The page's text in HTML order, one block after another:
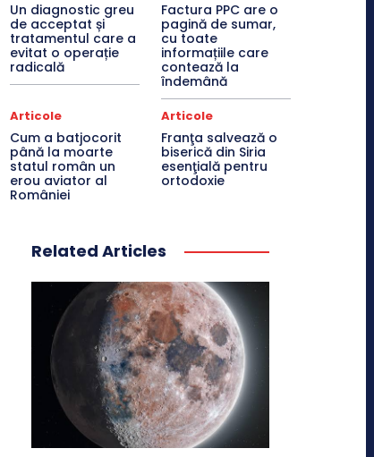
Un diagnostic greu
de acceptat și
tratamentul care a
evitat o operație
radicală
Factura PPC are o
pagină de sumar,
cu toate
informațiile care
contează la
îndemână
Articole
Cum a batjocorit
până la moarte
statul român un
erou aviator al
României
Articole
Franţa salvează o
biserică din Siria
esenţială pentru
ortodoxie
Related Articles